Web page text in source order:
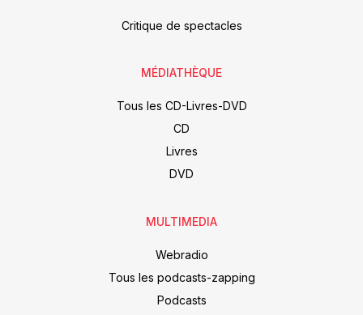
Critique de spectacles
MÉDIATHÈQUE
Tous les CD-Livres-DVD
CD
Livres
DVD
MULTIMEDIA
Webradio
Tous les podcasts-zapping
Podcasts